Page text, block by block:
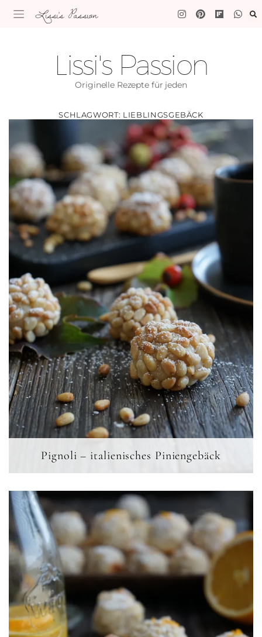
Lissi's Passion
Lissi's Passion
Originelle Rezepte für jeden
SCHLAGWORT: LIEBLINGSGEBÄCK
Pignoli – italienisches Piniengebäck